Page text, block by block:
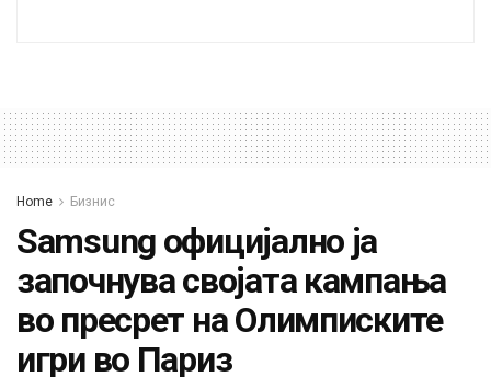
Home Бизнис
Samsung официјално ја
започнува својата кампања
во пресрет на Олимписките
игри во Париз